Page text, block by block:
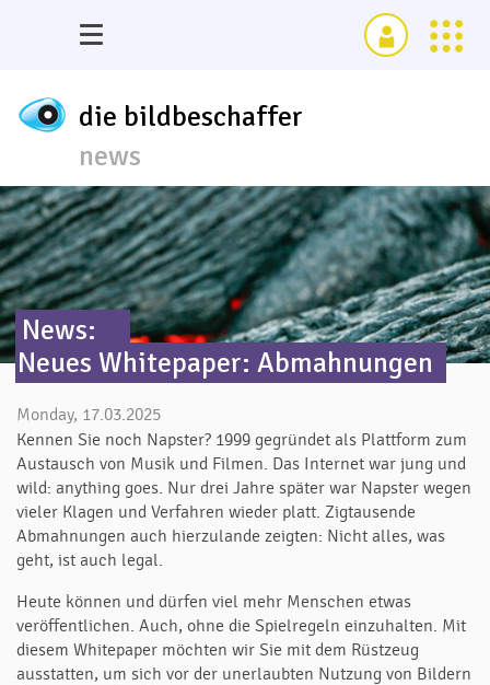
die bildbeschaffer
news
News:
Neues Whitepaper: Abmahnungen
Monday, 17.03.2025
Kennen Sie noch Napster? 1999 gegründet als Plattform zum
Austausch von Musik und Filmen. Das Internet war jung und
wild: anything goes. Nur drei Jahre später war Napster wegen
vieler Klagen und Verfahren wieder platt. Zigtausende
Abmahnungen auch hierzulande zeigten: Nicht alles, was
geht, ist auch legal.
Heute können und dürfen viel mehr Menschen etwas
veröffentlichen. Auch, ohne die Spielregeln einzuhalten. Mit
diesem Whitepaper möchten wir Sie mit dem Rüstzeug
ausstatten, um sich vor der unerlaubten Nutzung von Bildern